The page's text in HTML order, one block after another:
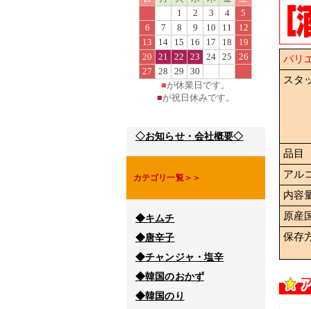
1
2 3 4
5
6
7 8 9 10 11
12
13
14 15 16 17 18
19
20
21 22 23 24 25
26
27
28 29
30
■が休業日です。
■が祝日休みです。
◇お知らせ・会社概要◇
カテゴリ一覧＞＞
◆キムチ
◆唐辛子
◆チャンジャ・塩辛
◆韓国のおかず
◆韓国のり
バリ
スタ
品目
アル
内容
原産
保存